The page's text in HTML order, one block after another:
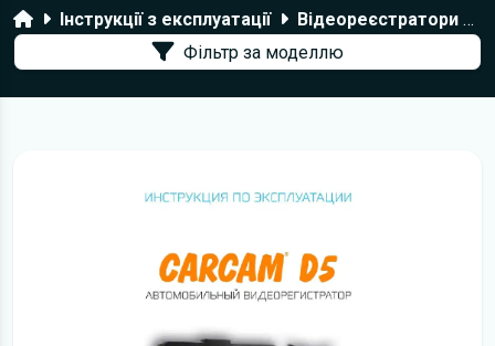
ГоловнаІнструкції з експлуатації
Відеореєстратори Carcam
Фільтр за моделлю